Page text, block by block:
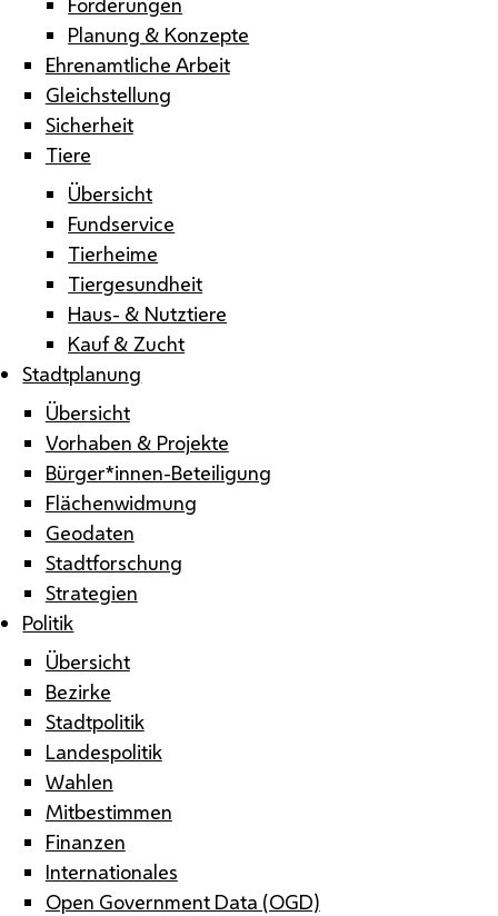
Planung & Konzepte
Ehrenamtliche Arbeit
Gleichstellung
Sicherheit
Tiere
Übersicht
Fundservice
Tierheime
Tiergesundheit
Haus- & Nutztiere
Kauf & Zucht
Stadtplanung
Übersicht
Vorhaben & Projekte
Bürger*innen-Beteiligung
Flächenwidmung
Geodaten
Stadtforschung
Strategien
Politik
Übersicht
Bezirke
Stadtpolitik
Landespolitik
Wahlen
Mitbestimmen
Finanzen
Internationales
Open Government Data (OGD)